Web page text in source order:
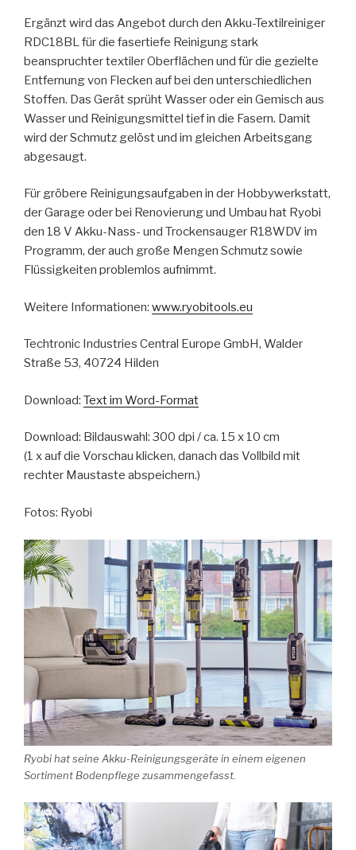
Ergänzt wird das Angebot durch den Akku-Textilreiniger
RDC18BL für die fasertiefe Reinigung stark
beanspruchter textiler Oberflächen und für die gezielte
Entfernung von Flecken auf bei den unterschiedlichen
Stoffen. Das Gerät sprüht Wasser oder ein Gemisch aus
Wasser und Reinigungsmittel tief in die Fasern. Damit
wird der Schmutz gelöst und im gleichen Arbeitsgang
abgesaugt.
Für gröbere Reinigungsaufgaben in der Hobbywerkstatt,
der Garage oder bei Renovierung und Umbau hat Ryobi
den 18 V Akku-Nass- und Trockensauger R18WDV im
Programm, der auch große Mengen Schmutz sowie
Flüssigkeiten problemlos aufnimmt.
Weitere Informationen: www.ryobitools.eu
Techtronic Industries Central Europe GmbH, Walder
Straße 53, 40724 Hilden
Download: Text im Word-Format
Download: Bildauswahl: 300 dpi / ca. 15 x 10 cm
(1 x auf die Vorschau klicken, danach das Vollbild mit
rechter Maustaste abspeichern.)
Fotos: Ryobi
Ryobi hat seine Akku-Reinigungsgeräte in einem eigenen
Sortiment Bodenpflege zusammengefasst.